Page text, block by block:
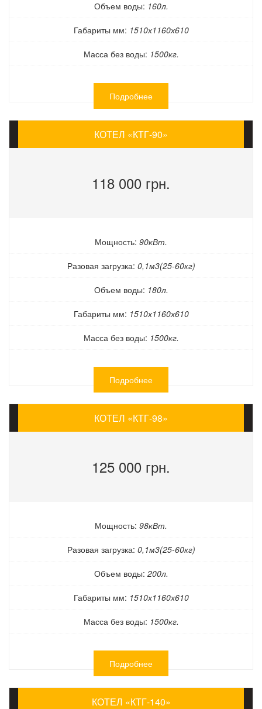
Объем воды: 160л.
Габариты мм: 1510х1160х610
Масса без воды: 1500кг.
Подробнее
КОТЕЛ «КТГ-90»
118 000 грн.
Мощность: 90кВт.
Разовая загрузка: 0,1м3(25-60кг)
Объем воды: 180л.
Габариты мм: 1510х1160х610
Масса без воды: 1500кг.
Подробнее
КОТЕЛ «КТГ-98»
125 000 грн.
Мощность: 98кВт.
Разовая загрузка: 0,1м3(25-60кг)
Объем воды: 200л.
Габариты мм: 1510х1160х610
Масса без воды: 1500кг.
Подробнее
КОТЕЛ «КТГ-140»